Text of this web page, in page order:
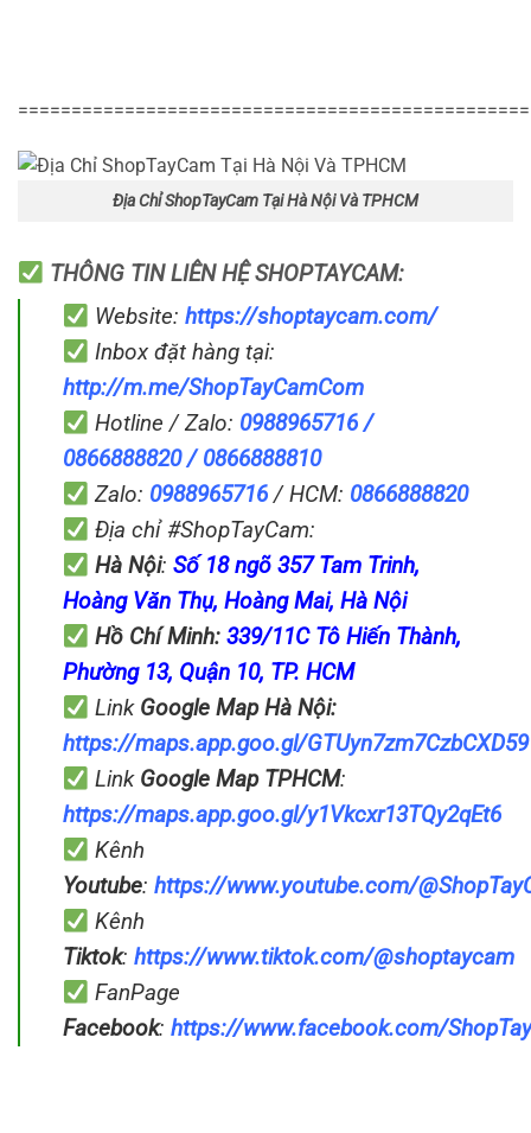
Địa Chỉ ShopTayCam Tại Hà Nội Và TPHCM
THÔNG TIN LIÊN HỆ SHOPTAYCAM:
Website: https://shoptaycam.com/
Inbox đặt hàng tại:
http://m.me/ShopTayCamCom
Hotline / Zalo: 0988965716 /
0866888820 / 0866888810
Zalo: 0988965716 / HCM: 0866888820
Địa chỉ #ShopTayCam:
Hà Nội: Số 18 ngõ 357 Tam Trinh,
Hoàng Văn Thụ, Hoàng Mai, Hà Nội
Hồ Chí Minh: 339/11C Tô Hiến Thành,
Phường 13, Quận 10, TP. HCM
Link Google Map Hà Nội:
https://maps.app.goo.gl/GTUyn7zm7CzbCXD59
Link Google Map TPHCM:
https://maps.app.goo.gl/y1Vkcxr13TQy2qEt6
Kênh
Youtube: https://www.youtube.com/
Kênh
Tiktok: https://www.tiktok.com/@shoptaycam
FanPage
Facebook: https://www.facebook.com/